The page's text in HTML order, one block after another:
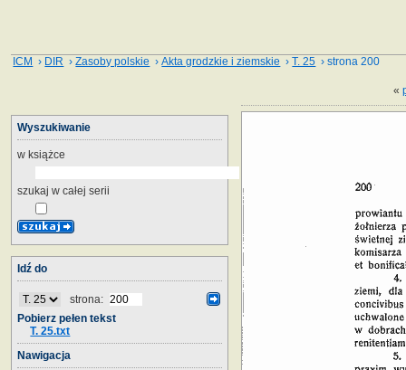
ICM › DIR ›Zasoby polskie ›Akta grodzkie i ziemskie ›T. 25 › strona 200
«
Wyszukiwanie
w książce
szukaj w całej serii
Idź do
strona:
Pobierz pełen tekst
T. 25.txt
Nawigacja